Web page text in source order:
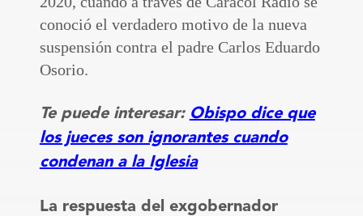
conoció el verdadero motivo de la nueva
suspensión contra el padre Carlos Eduardo
Osorio.
Te puede interesar: Obispo dice que
los jueces son ignorantes cuando
condenan a la Iglesia
La respuesta del exgobernador